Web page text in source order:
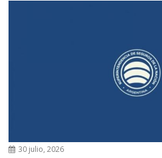
30 julio, 2026